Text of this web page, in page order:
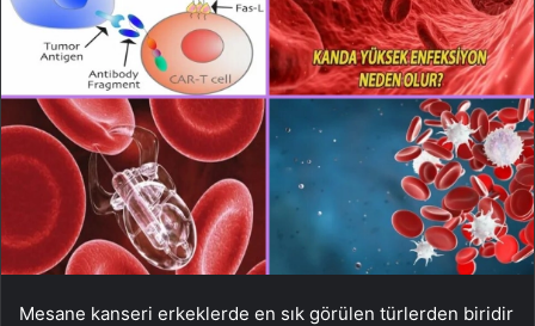
Mesane kanseri erkeklerde en sık görülen türlerden biridir